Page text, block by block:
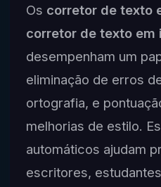
Os corretor de texto
corretor de texto em
desempenham um
eliminação de erros
ortografia, e
melhorias de estilo.
automáticos ajudam
escritores,